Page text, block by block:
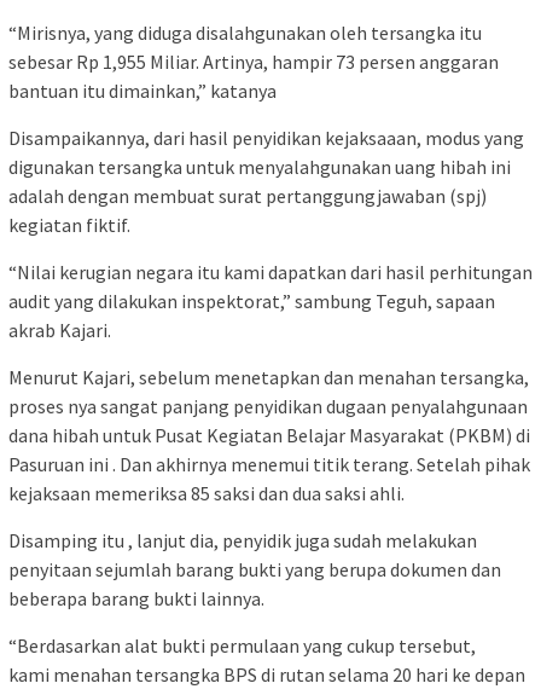
“Mirisnya, yang diduga disalahgunakan oleh tersangka itu
sebesar Rp 1,955 Miliar. Artinya, hampir 73 persen anggaran
bantuan itu dimainkan,” katanya
Disampaikannya, dari hasil penyidikan kejaksaaan, modus yang
digunakan tersangka untuk menyalahgunakan uang hibah ini
adalah dengan membuat surat pertanggungjawaban (spj)
kegiatan fiktif.
“Nilai kerugian negara itu kami dapatkan dari hasil perhitungan
audit yang dilakukan inspektorat,” sambung Teguh, sapaan
akrab Kajari.
Menurut Kajari, sebelum menetapkan dan menahan tersangka,
proses nya sangat panjang penyidikan dugaan penyalahgunaan
dana hibah untuk Pusat Kegiatan Belajar Masyarakat (PKBM) di
Pasuruan ini . Dan akhirnya menemui titik terang. Setelah pihak
kejaksaan memeriksa 85 saksi dan dua saksi ahli.
Disamping itu , lanjut dia, penyidik juga sudah melakukan
penyitaan sejumlah barang bukti yang berupa dokumen dan
beberapa barang bukti lainnya.
“Berdasarkan alat bukti permulaan yang cukup tersebut,
kami menahan tersangka BPS di rutan selama 20 hari ke depan